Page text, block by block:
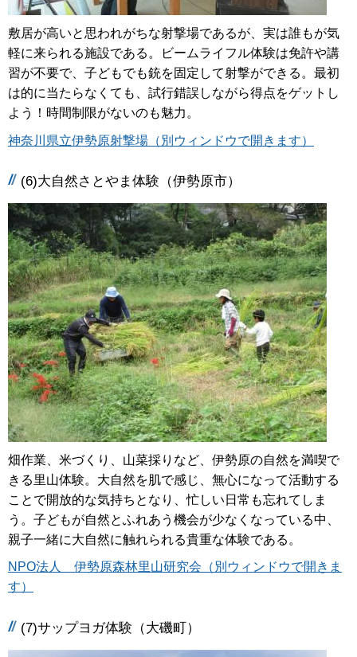
敷居が高いと思われがちな射撃場であるが、実は誰もが気
軽に来られる施設である。ビームライフル体験は免許や講
習が不要で、子どもでも銃を固定して射撃ができる。最初
は的に当たらなくても、試行錯誤しながら得点をゲットし
よう！時間制限がないのも魅力。
神奈川県立伊勢原射撃場（別ウィンドウで開きます）
(6)大自然さとやま体験（伊勢原市）
畑作業、米づくり、山菜採りなど、伊勢原の自然を満喫で
きる里山体験。大自然を肌で感じ、無心になって活動する
ことで開放的な気持ちとなり、忙しい日常も忘れてしま
う。子どもが自然とふれあう機会が少なくなっている中、
親子一緒に大自然に触れられる貴重な体験である。
NPO法人 伊勢原森林里山研究会（別ウィンドウで開きま
す）
(7)サップヨガ体験（大磯町）